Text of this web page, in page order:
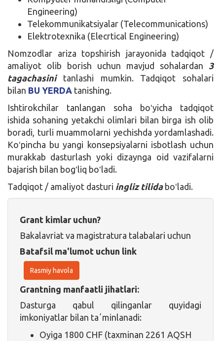
Engineering)
Telekommunikatsiyalar (Telecommunications)
Elektrotexnika (Elecrtical Engineering)
Nomzodlar ariza topshirish jarayonida tadqiqot /
amaliyot olib borish uchun mavjud sohalardan 3
tagachasini
tanlashi mumkin. Tadqiqot sohalari
bilan BU YERDA tanishing.
Ishtirokchilar tanlangan soha boʻyicha tadqiqot
ishida sohaning yetakchi olimlari bilan birga ish olib
boradi, turli muammolarni yechishda yordamlashadi.
Koʻpincha bu yangi konsepsiyalarni isbotlash uchun
murakkab dasturlash yoki dizaynga oid vazifalarni
bajarish bilan bogʻliq boʻladi.
Tadqiqot / amaliyot dasturi ingliz tilidaboʻladi.
Grant kimlar uchun?
Bakalavriat va magistratura talabalari uchun
Batafsil ma'lumot uchun link
Rasmiy havola
Grantning manfaatli jihatlari:
Dasturga qabul qilinganlar quyidagi
imkoniyatlar bilan taʼminlanadi:
Oyiga 1800 CHF (taxminan 2261 AQSH